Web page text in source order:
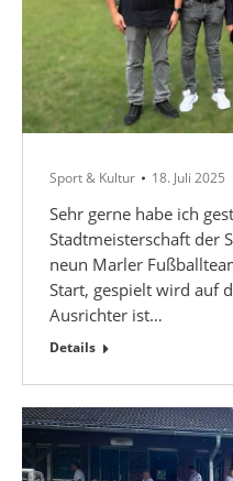
Sport & Kultur 18. Juli 2025
Sehr gerne habe ich
Stadtmeisterschaft der
neun Marler
Start, gespielt wird auf
Ausrichter ist…
Details